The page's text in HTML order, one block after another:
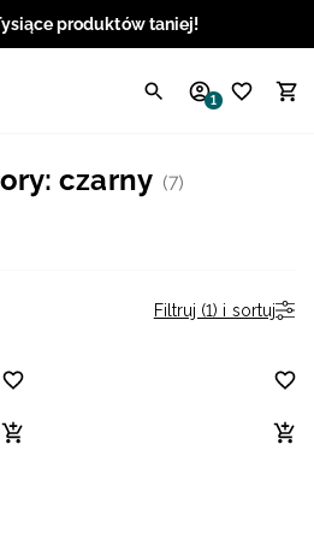
produktów taniej!
1
czarny (7)
Filtruj (1) i sortuj
Angielski / USD
Chorwacki / EUR